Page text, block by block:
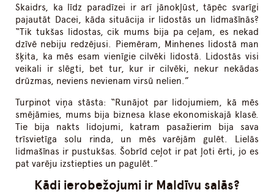
Skaidrs, ka līdz paradīzei ir arī jānokļūst, tāpēc svarīgi
pajautāt Dacei, kāda situācija ir lidostās un lidmašīnās?
“Tik tukšas lidostas, cik mums bija pa ceļam, es nekad
dzīvē nebiju redzējusi. Piemēram, Minhenes lidostā man
šķita, ka mēs esam vienīgie cilvēki lidostā. Lidostās visi
veikali ir slēgti, bet tur, kur ir cilvēki, nekur nekādas
drūzmas, neviens nevienam virsū nelien.”
Turpinot viņa stāsta: “Runājot par lidojumiem, kā mēs
smējāmies, mums bija biznesa klase ekonomiskajā klasē.
Tie bija nakts lidojumi, katram pasažierim bija sava
trīsvietīga solu rinda, un mēs varējām gulēt. Lielās
lidmašīnas ir pustukšas. Šobrīd ceļot ir pat ļoti ērti, jo es
pat varēju izstiepties un pagulēt.”
Kādi ierobežojumi ir Maldīvu salās?